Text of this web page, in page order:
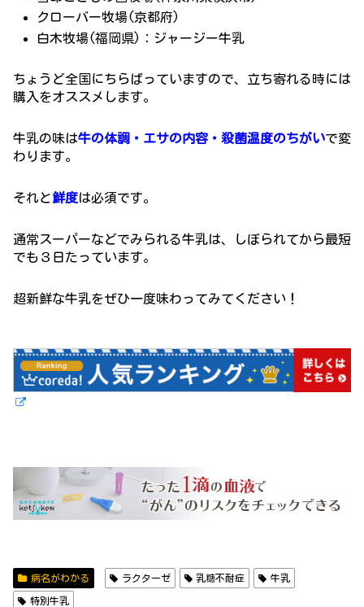
クローバー牧場(京都府)
白木牧場(福岡県)：ジャージー牛乳
ちょうど全国にちらばっていますので、立ち寄れる時には
購入をオススメします。
牛乳の味は牛の体調・エサの内容・殺菌温度のちがいで変
わります。
それと鮮度は必須です。
通常スーパーなどでみられる牛乳は、しぼられてから最短
でも３日たっています。
超新鮮な牛乳をぜひ一度味わってみてください！
病名がわかる ラクターゼ 乳糖不耐症 牛乳
特別牛乳